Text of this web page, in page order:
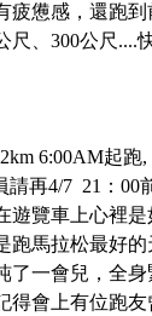
憊感，還跑
、300公尺
6:00AM起跑,
請再4/7 21：00
遊覽車上心裡
拉松最好的
一會兒，全
會上有位跑